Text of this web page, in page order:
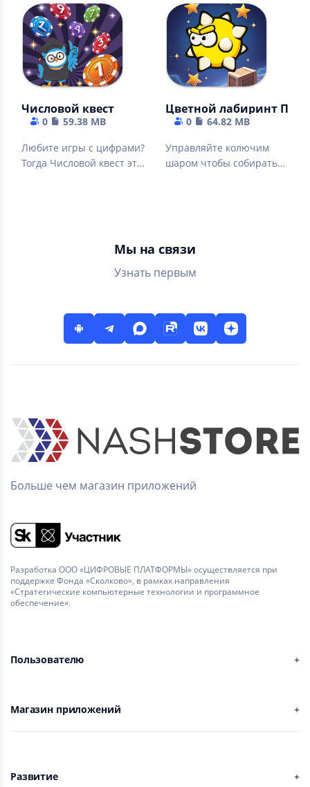
Числовой квест
0
59.38 MB
Любите игры с цифрами?
Тогда Числовой квест это
Цветной лабиринт
0
64.82 MB
Управляйте колючим
шаром чтобы собирать
Мы на связи
Узнать первым
Больше чем магазин приложений
Разработка ООО «ЦИФРОВЫЕ ПЛАТФОРМЫ» осуществляется при
поддержке Фонда «Сколково», в рамках направления
«Стратегические компьютерные технологии и программное
обеспечение».
Пользователю
Магазин приложений
Развитие